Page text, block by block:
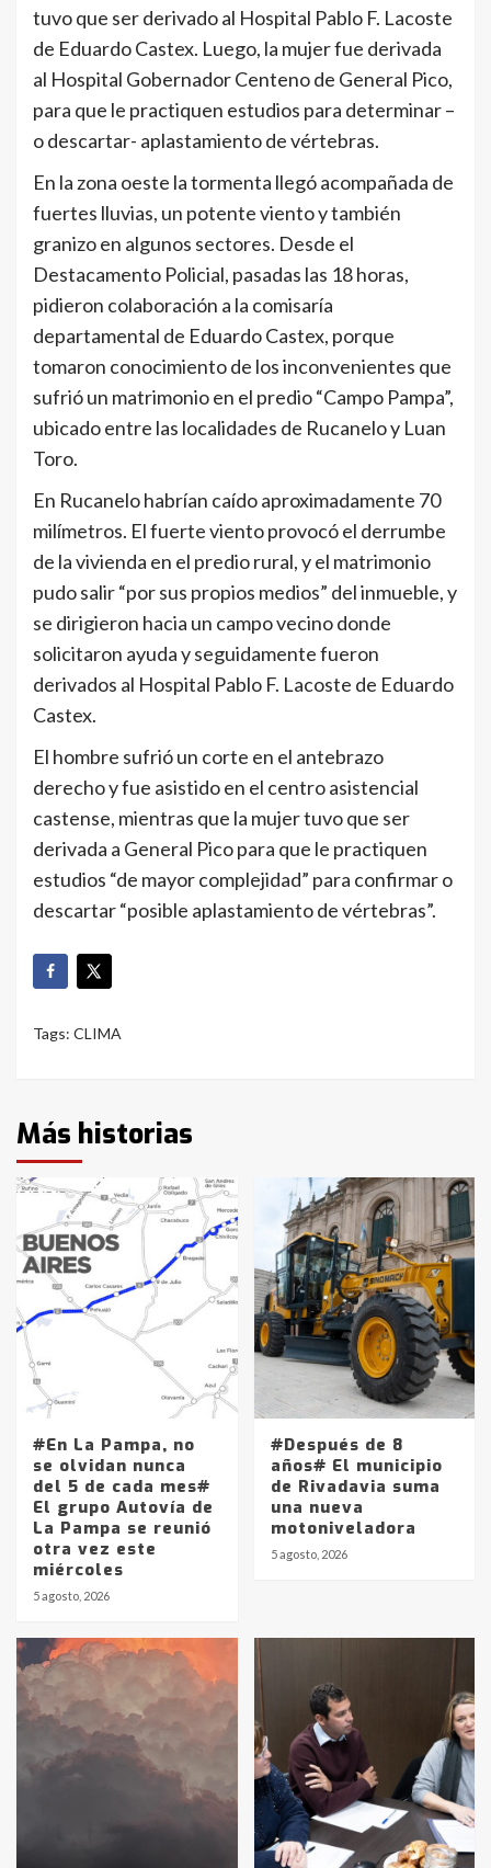
tuvo que ser derivado al Hospital Pablo F. Lacoste
de Eduardo Castex. Luego, la mujer fue derivada
al Hospital Gobernador Centeno de General Pico,
para que le practiquen estudios para determinar –
o descartar- aplastamiento de vértebras.
En la zona oeste la tormenta llegó acompañada de
fuertes lluvias, un potente viento y también
granizo en algunos sectores. Desde el
Destacamento Policial, pasadas las 18 horas,
pidieron colaboración a la comisaría
departamental de Eduardo Castex, porque
tomaron conocimiento de los inconvenientes que
sufrió un matrimonio en el predio “Campo Pampa”,
ubicado entre las localidades de Rucanelo y Luan
Toro.
En Rucanelo habrían caído aproximadamente 70
milímetros. El fuerte viento provocó el derrumbe
de la vivienda en el predio rural, y el matrimonio
pudo salir “por sus propios medios” del inmueble, y
se dirigieron hacia un campo vecino donde
solicitaron ayuda y seguidamente fueron
derivados al Hospital Pablo F. Lacoste de Eduardo
Castex.
El hombre sufrió un corte en el antebrazo
derecho y fue asistido en el centro asistencial
castense, mientras que la mujer tuvo que ser
derivada a General Pico para que le practiquen
estudios “de mayor complejidad” para confirmar o
descartar “posible aplastamiento de vértebras”.
Tags: CLIMA
Más historias
#En La Pampa, no
se olvidan nunca
del 5 de cada mes#
El grupo Autovía de
La Pampa se reunió
otra vez este
miércoles
5 agosto, 2026
#Después de 8
años# El municipio
de Rivadavia suma
una nueva
motoniveladora
5 agosto, 2026